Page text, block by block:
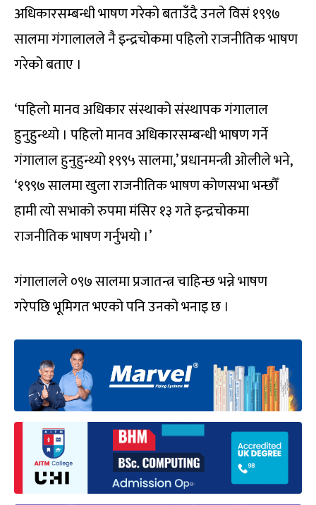
अधिकारसम्बन्धी भाषण गरेको बताउँदै उनले विसं १९९७
सालमा गंगालालले नै इन्द्रचोकमा पहिलो राजनीतिक भाषण
गरेको बताए ।
‘पहिलो मानव अधिकार संस्थाको संस्थापक गंगालाल
हुनुहुन्थ्यो । पहिलो मानव अधिकारसम्बन्धी भाषण गर्ने
गंगालाल हुनुहुन्थ्यो १९९५ सालमा,’ प्रधानमन्त्री ओलीले भने,
‘१९९७ सालमा खुला राजनीतिक भाषण कोणसभा भन्छौँ
हामी त्यो सभाको रुपमा मंसिर १३ गते इन्द्रचोकमा
राजनीतिक भाषण गर्नुभयो ।’
गंगालालले ०९७ सालमा प्रजातन्त्र चाहिन्छ भन्ने भाषण
गरेपछि भूमिगत भएको पनि उनको भनाइ छ ।